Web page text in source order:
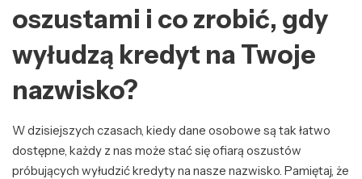
oszustami i co zrobić, gdy
wyłudzą kredyt na Twoje
nazwisko?
W dzisiejszych czasach, kiedy dane osobowe są tak łatwo
dostępne, każdy z nas może stać się ofiarą oszustów
próbujących wyłudzić kredyty na nasze nazwisko. Pamiętaj, że